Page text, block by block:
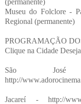
Museu do Folclore -
Regional (permanente)
PROGRAMAÇÃO
Clique na Cidade
São
http://
Jacareí - http://